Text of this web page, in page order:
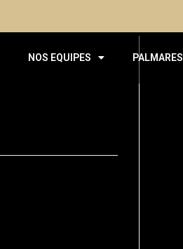
NOS EQUIPES PALMARES